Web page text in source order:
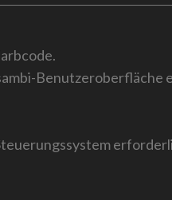
Benutzeroberfläche